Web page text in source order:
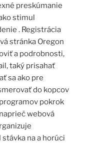
preskúmanie
stimul
. Registrácia
stránka Oregon
a podrobnosti,
taký prisahať
sa ako pre
do kopcov
pokrok
webová
na a horúci